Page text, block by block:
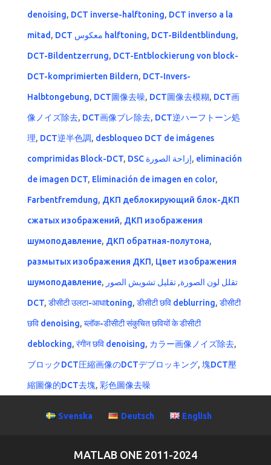
denoising, DCT inverse-halftoning, DCT inverso a la
mitad , DCT معكوس halftoning, DCT-Bildentblindung,
DCT-Bildentzerrung, DCT-Entblockierung von block-
DCT-komprimierten Bildern, DCT-Invers-
Halbtongebung, DCT圖像去噪, DCT圖像去模糊, DCT画
像ノイズ除去, DCT画像ブレ除去, DCT逆ハーフトーン処
理, DCT逆半色調, desbloqueo DCT de imágenes
comprimidas Block-DCT, DSC إزاحة الصورة, eliminación
de imagen DCT, Eliminación de imagen en color,
Farbentfremdung, ДКП деблокирующий блок-ДКП
сжатых изображений, ДКП изображения
шумоподавление, ДКП обратная-полутона,
размытых изображения ДКП, Цвет изображения
шумоподавление, تقلل لون الصورة,تقليل تشويش الصور
DCT, डीसीटी उलटा-आधाtoning, डीसीटी छवि deblurring, डीसीटी
छवि denoising, ब्लॉक-डीसीटी संकुचित छवियों के डीसीटी
deblocking, रंगीन छवि denoising, カラー画像ノイズ除去,
ブロックDCT圧縮画像のDCTデブロッキング, 塊DCT壓
縮圖像的DCT去塊, 彩色圖像去噪
Svenska Deutsch English
MATLAB ONE 2011-2024